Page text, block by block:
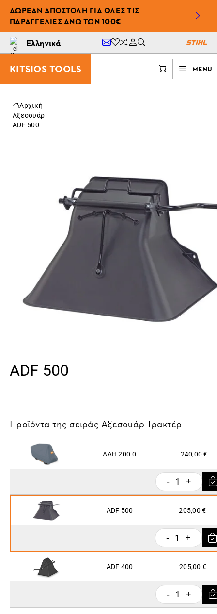
ΔΩΡΕΆΝ ΑΠΟΣΤΟΛΉ ΓΙΑ ΌΛΕΣ ΤΙΣ
ΠΑΡΑΓΓΕΛΊΕΣ ΆΝΩ ΤΩΝ 100€
Ελληνικά
KITSIOS TOOLS MENU
Αρχική
Αξεσουάρ
ADF 500
ADF 500
Προϊόντα της σειράς Αξεσουάρ Τρακτέρ
AAH 200.0 240,00 €
- 1 +
ADF 500 205,00 €
- 1 +
ADF 400 205,00 €
- 1 +